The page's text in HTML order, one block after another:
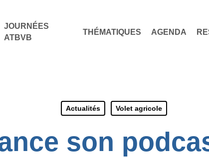
JOURNÉES
ATBVB
THÉMATIQUES AGENDA
Actualités Volet agricole
son